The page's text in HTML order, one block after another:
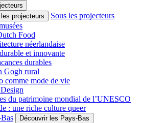
projecteurs
Sous les projecteurs
Food
néerlandaise
et innovante
durables
Gogh rural
comme mode de vie
du patrimoine mondial de l’UNESCO
: une riche culture queer
Découvrir les Pays-Bas